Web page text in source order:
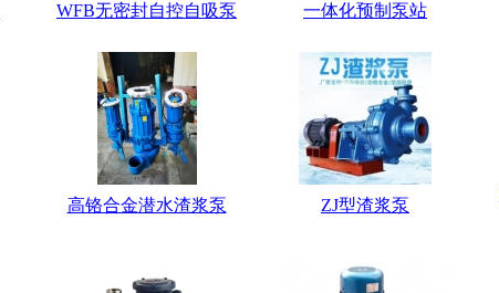
WFB无密封自控自吸泵 一体化预制泵站
高铬合金潜水渣浆泵 ZJ型渣浆泵